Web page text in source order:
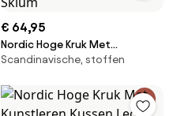
€ 64,95
Nordic Hoge Kruk Met
Kunstleren Kussen Leger Groen
Scandinavische, stoffen